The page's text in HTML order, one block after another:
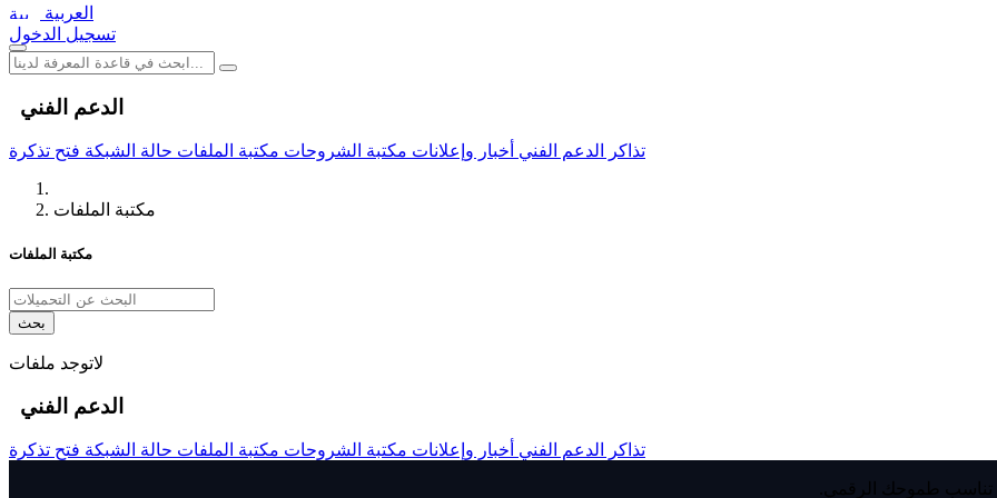
العربية
تسجيل الدخول
الدعم الفني
تذاكر الدعم الفني أخبار وإعلانات مكتبة الشروحات مكتبة الملفات حالة الشبكة فتح تذكرة
مكتبة الملفات
مكتبة الملفات
بحث
لاتوجد ملفات
الدعم الفني
تذاكر الدعم الفني أخبار وإعلانات مكتبة الشروحات مكتبة الملفات حالة الشبكة فتح تذكرة
تناسب طموحك الرقمي.